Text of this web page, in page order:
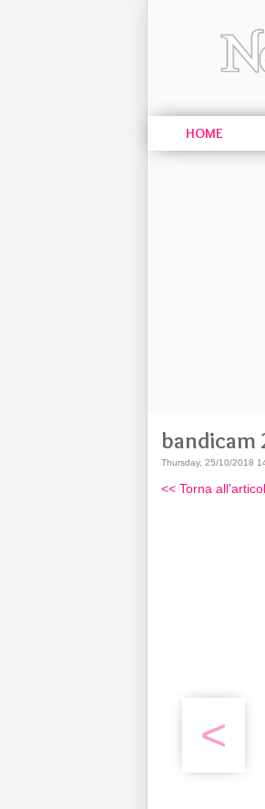
HOME
bandicam
Thursday, 25/10/2018
<< Torna
<